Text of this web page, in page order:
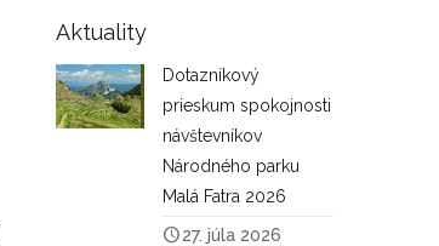
Aktuality
Dotazníkový
prieskum spokojnosti
návštevníkov
Národného parku
Malá Fatra 2026
27. júla 2026